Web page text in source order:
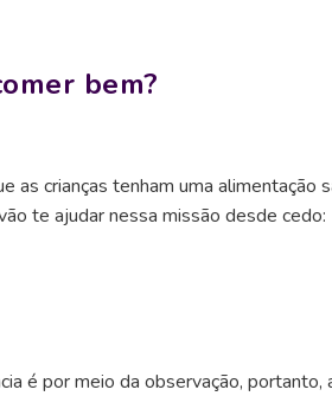
bem?
as crianças tenham uma alimentação
te ajudar nessa missão desde cedo:
é por meio da observação, portanto,